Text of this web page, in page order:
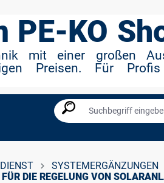
KO
mit einer großen
Preisen. Für
SYSTEMERGÄNZUNGEN
DIE REGELUNG VON